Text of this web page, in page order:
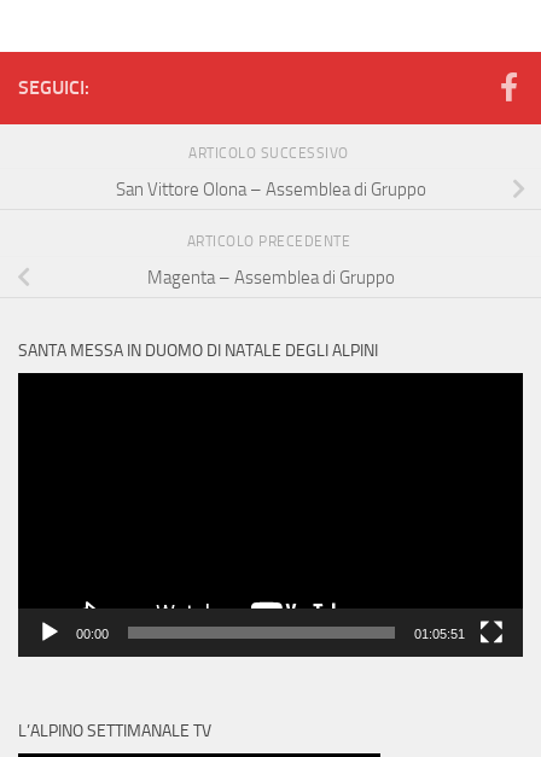
SEGUICI:
ARTICOLO SUCCESSIVO
San Vittore Olona – Assemblea di Gruppo
ARTICOLO PRECEDENTE
Magenta – Assemblea di Gruppo
SANTA MESSA IN DUOMO DI NATALE DEGLI ALPINI
00:00 01:05:51
L’ALPINO SETTIMANALE TV